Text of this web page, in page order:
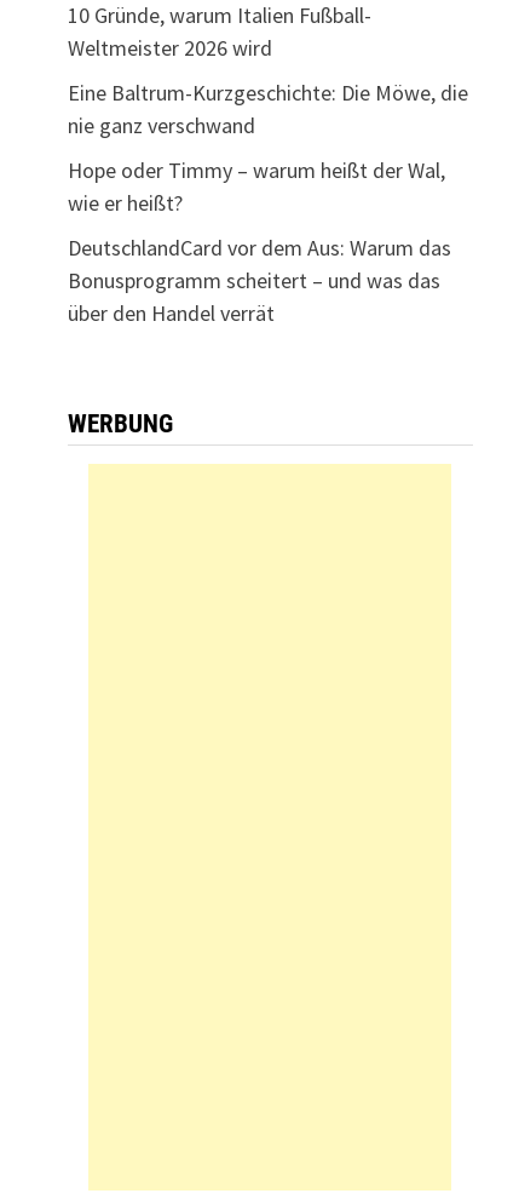
10 Gründe, warum Italien Fußball-
Weltmeister 2026 wird
Eine Baltrum-Kurzgeschichte: Die Möwe, die
nie ganz verschwand
Hope oder Timmy – warum heißt der Wal,
wie er heißt?
DeutschlandCard vor dem Aus: Warum das
Bonusprogramm scheitert – und was das
über den Handel verrät
WERBUNG